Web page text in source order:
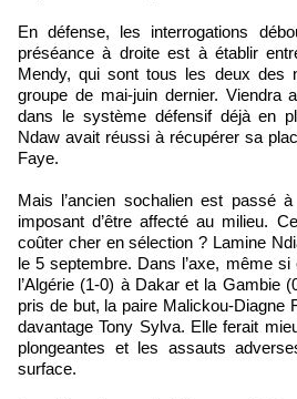
En défense, les interrogations
préséance à droite est à établir
Mendy, qui sont tous les deux des
groupe de mai-juin dernier. Viendra
dans le système défensif déjà en
Ndaw avait réussi à récupérer sa
Faye.
Mais l’ancien sochalien est passé
imposant d’être affecté au milieu.
coûter cher en sélection ? Lamine
le 5 septembre. Dans l’axe, même
l’Algérie (1-0) à Dakar et la Gambie
pris de but, la paire Malickou-Diagne
davantage Tony Sylva. Elle ferait
plongeantes et les assauts
surface.